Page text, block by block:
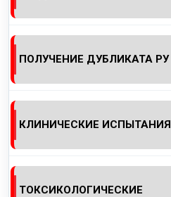
ПОЛУЧЕНИЕ ДУБЛИКАТА РУ
КЛИНИЧЕСКИЕ ИСПЫТАНИЯ
ТОКСИКОЛОГИЧЕСКИЕ